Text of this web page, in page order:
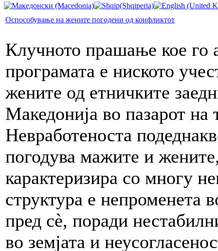
Оспособување на жените погодени од конфликтот
Клучното прашање кое го
програмата е ниското
жените од етничките
Македонија во пазарот на
Невработеноста
погодува мажите и
карактеризира со многу
структура е непроменета
пред сѐ, поради
во земјата и